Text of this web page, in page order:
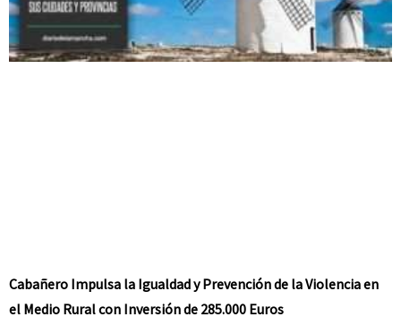
Cabañero Impulsa la Igualdad y Prevención de la Violencia en
el Medio Rural con Inversión de 285.000 Euros